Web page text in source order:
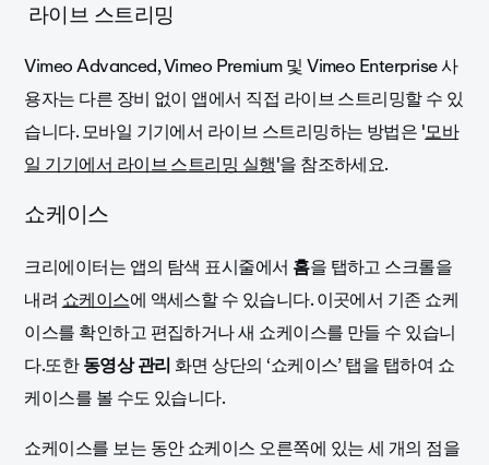
라이브 스트리밍
Vimeo Advanced, Vimeo Premium 및 Vimeo Enterprise 사
용자는 다른 장비 없이 앱에서 직접 라이브 스트리밍할 수 있
습니다. 모바일 기기에서 라이브 스트리밍하는 방법은 '모바
일 기기에서 라이브 스트리밍 실행'을 참조하세요.
쇼케이스
크리에이터는 앱의 탐색 표시줄에서 홈을 탭하고 스크롤을
내려쇼케이스에 액세스할 수 있습니다. 이곳에서 기존 쇼케
이스를 확인하고 편집하거나 새 쇼케이스를 만들 수 있습니
다.또한동영상 관리화면 상단의 ‘쇼케이스’ 탭을 탭하여 쇼
케이스를 볼 수도 있습니다.
쇼케이스를 보는 동안 쇼케이스 오른쪽에 있는 세 개의 점을